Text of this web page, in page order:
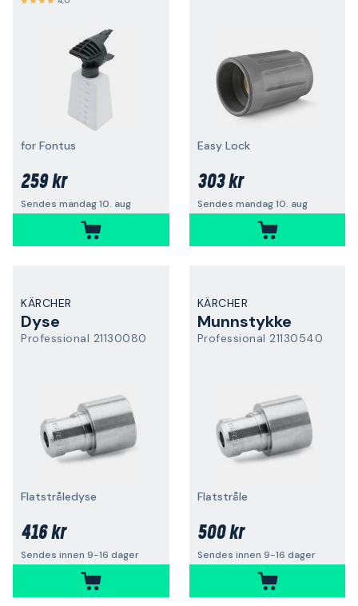
for Fontus
259 kr
Sendes mandag 10. aug
Easy Lock
303 kr
Sendes mandag 10. aug
KÄRCHER
Dyse
Professional 21130080
Flatstråledyse
416 kr
Sendes innen 9-16 dager
KÄRCHER
Munnstykke
Professional 21130540
Flatstråle
500 kr
Sendes innen 9-16 dager